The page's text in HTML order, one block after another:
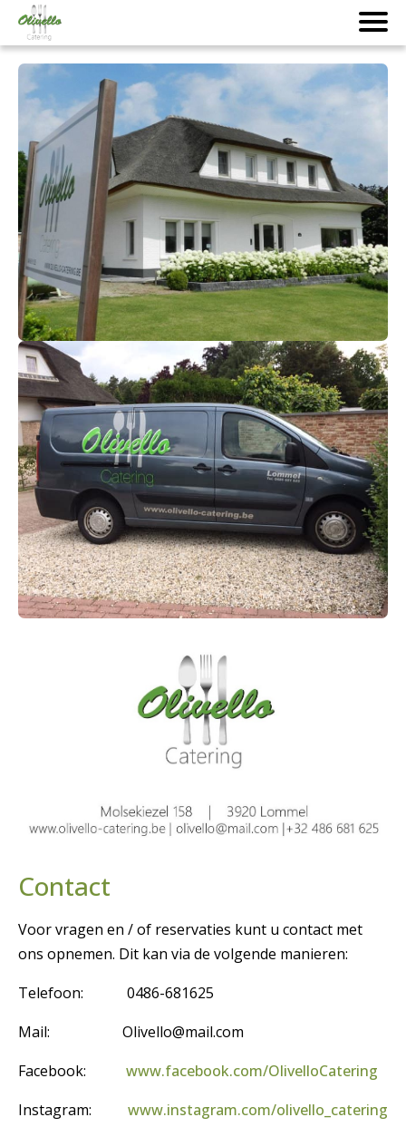
Contact
Voor vragen en / of reservaties kunt u contact met
ons opnemen. Dit kan via de volgende manieren:
Telefoon: 0486-681625
Mail: Olivello@mail.com
Facebook: www.facebook.com/OlivelloCatering
Instagram: www.instagram.com/olivello_catering